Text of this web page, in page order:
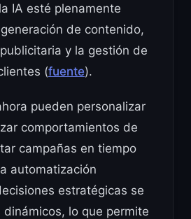
IA esté plenamente
de contenido,
y la gestión de
(fuente).
pueden personalizar
comportamientos de
campañas en tiempo
automatización
estratégicas se
lo que permite